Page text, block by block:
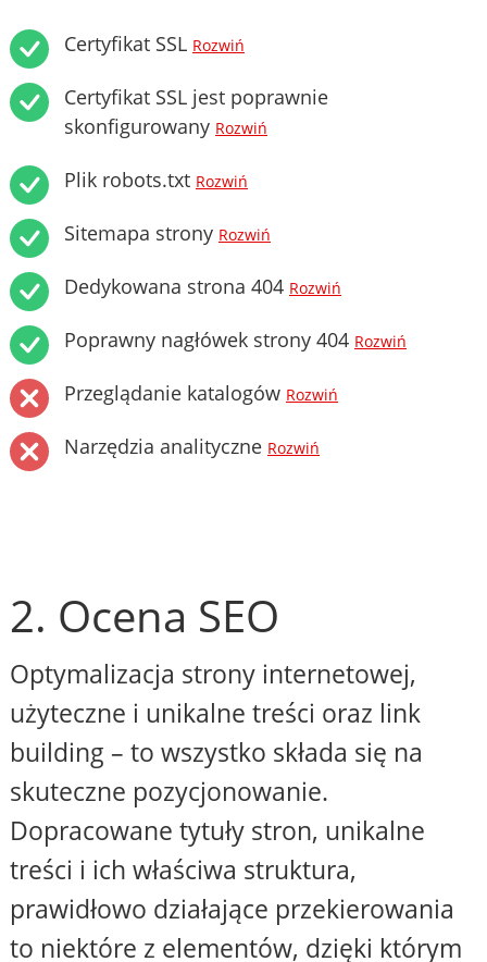
Certyfikat SSL Rozwiń
Certyfikat SSL jest poprawnie
skonfigurowany Rozwiń
Plik robots.txt Rozwiń
Sitemapa strony Rozwiń
Dedykowana strona 404 Rozwiń
Poprawny nagłówek strony 404 Rozwiń
Przeglądanie katalogów Rozwiń
Narzędzia analityczne Rozwiń
2. Ocena SEO
Optymalizacja strony internetowej,
użyteczne i unikalne treści oraz link
building – to wszystko składa się na
skuteczne pozycjonowanie.
Dopracowane tytuły stron, unikalne
treści i ich właściwa struktura,
prawidłowo działające przekierowania
to niektóre z elementów, dzięki którym